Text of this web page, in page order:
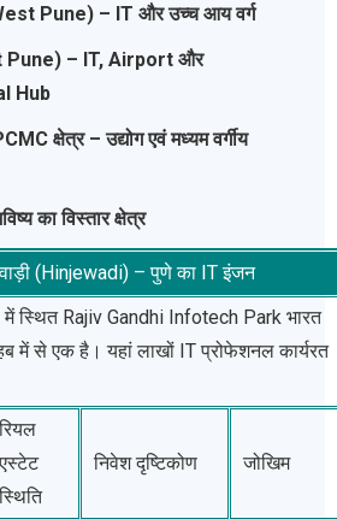
Pune) – IT और उच्च आय वर्ग
Pune) – IT, Airport और
Hub
क्षेत्र – उद्योग एवं मध्यम वर्गीय
का विस्तार क्षेत्र
(Hinjewadi) – पुणे का IT इंजन
में स्थित Rajiv Gandhi Infotech Park भारत
में से एक है। यहां लाखों IT प्रोफेशनल कार्यरत
रियल
एस्टेट
स्थिति
निवेश दृष्टिकोण जोखिम